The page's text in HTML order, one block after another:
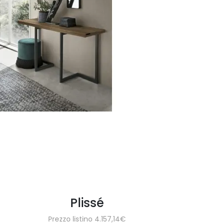
Plissé
Prezzo listino 4.157,14€